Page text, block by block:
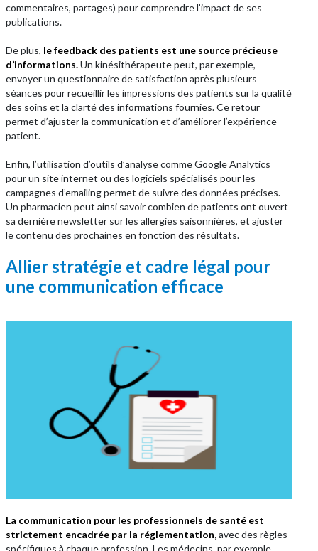
commentaires, partages) pour comprendre l’impact de ses
publications.
De plus, le feedback des patients est une source précieuse
d’informations.Un kinésithérapeute peut, par exemple,
envoyer un questionnaire de satisfaction après plusieurs
séances pour recueillir les impressions des patients sur la qualité
des soins et la clarté des informations fournies. Ce retour
permet d’ajuster la communication et d’améliorer l’expérience
patient.
Enfin, l’utilisation d’outils d’analyse comme Google Analytics
pour un site internet ou des logiciels spécialisés pour les
campagnes d’emailing permet de suivre des données précises.
Un pharmacien peut ainsi savoir combien de patients ont ouvert
sa dernière newsletter sur les allergies saisonnières, et ajuster
le contenu des prochaines en fonction des résultats.
Allier stratégie et cadre légal pour
une communication efficace
La communication pour les professionnels de santé est
strictement encadrée par la réglementation,avec des règles
spécifiques à chaque profession. Les médecins, par exemple,